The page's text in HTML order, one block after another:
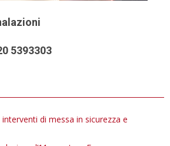
5393303
di messa in sicurezza e